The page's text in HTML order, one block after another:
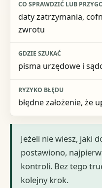
daty zatrzymania,
zwrotu
pisma urzędowe i
błędne założenie, że
Jeżeli nie wiesz, jaki
postawiono,
kontroli. Bez tego
kolejny krok.